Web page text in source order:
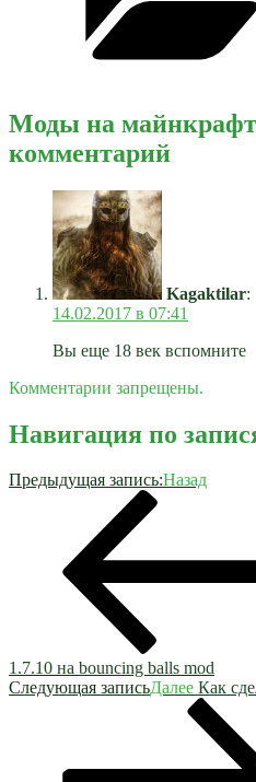
Моды на
комментарий
Kagaktilar:
14.02.2017 в 07:41
Вы еще 18 век вспомните
Комментарии запрещены.
Навигация по
Предыдущая запись:Назад
1.7.10 на bouncing balls mod
Следующая записьДалее Как